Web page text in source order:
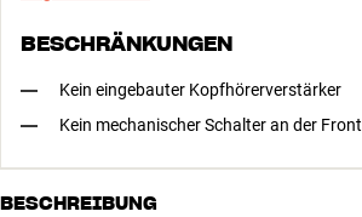
BESCHRÄNKUNGEN
Kein eingebauter Kopfhörerverstärker
Kein mechanischer Schalter an der Front
BESCHREIBUNG